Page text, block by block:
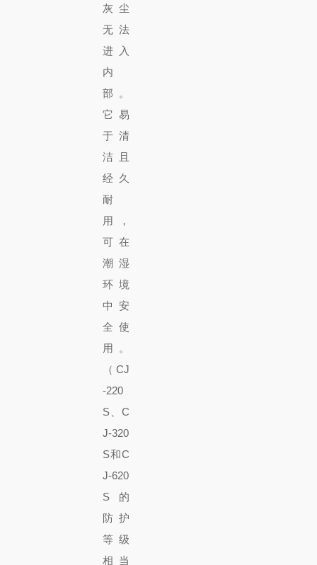
灰尘
无法
进入
内
部。
它易
于清
洁且
经久
耐
用，
可在
潮湿
环境
中安
全使
用。
（CJ
-220
S、C
J-320
S和C
J-620
S的
防护
等级
相当